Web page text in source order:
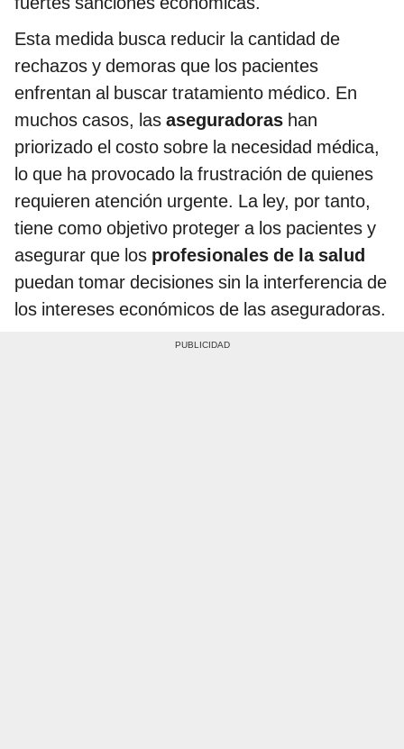
Esta medida busca reducir la cantidad de
rechazos y demoras que los pacientes
enfrentan al buscar tratamiento médico. En
muchos casos, las aseguradoras han
priorizado el costo sobre la necesidad médica,
lo que ha provocado la frustración de quienes
requieren atención urgente. La ley, por tanto,
tiene como objetivo proteger a los pacientes y
asegurar que los profesionales de la salud
puedan tomar decisiones sin la interferencia de
los intereses económicos de las aseguradoras.